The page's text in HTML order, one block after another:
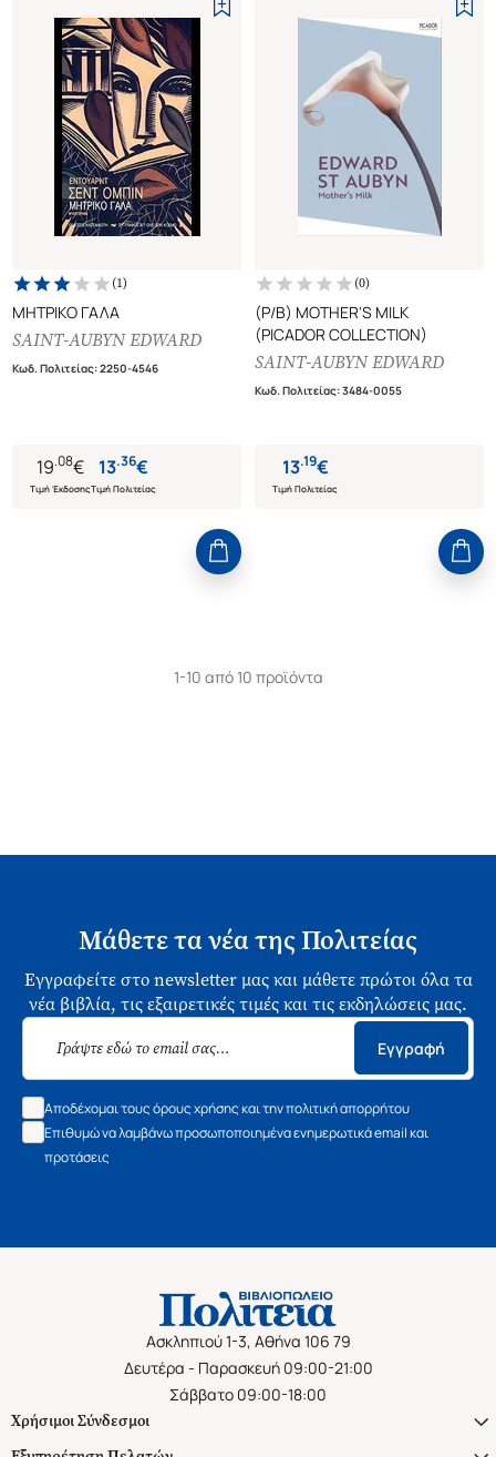
(1)
ΜΗΤΡΙΚΟ ΓΑΛΑ
SAINT-AUBYN EDWARD
Κωδ. Πολιτείας:2250-4546
19.08€
Τιμή Έκδοσης
13.36€
Τιμή Πολιτείας
(0)
(P/B) MOTHER'S MILK
(PICADOR COLLECTION)
SAINT-AUBYN EDWARD
Κωδ. Πολιτείας:3484-0055
13.19€
Τιμή Πολιτείας
1-10 από 10 προϊόντα
Μάθετε τα νέα της Πολιτείας
Εγγραφείτε στο newsletter μας και μάθετε πρώτοι όλα τα
νέα βιβλία, τις εξαιρετικές τιμές και τις εκδηλώσεις μας.
Εγγραφή
Αποδέχομαι τους όρους χρήσης και την πολιτική απορρήτου
Επιθυμώ να λαμβάνω προσωποποιημένα ενημερωτικά email και
προτάσεις
Ασκληπιού 1-3, Αθήνα 106 79
Δευτέρα - Παρασκευή 09:00-21:00
Σάββατο 09:00-18:00
Χρήσιμοι Σύνδεσμοι